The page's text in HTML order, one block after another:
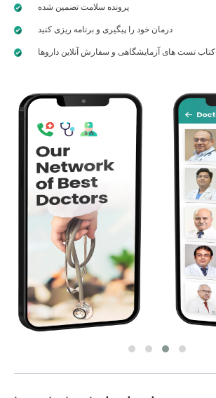
پرونده سلامت تضمین شده
درمان خود را پیگیری و برنامه ریزی کنید
کتاب تست های آزمایشگاهی و سفارش آنلاین داروها